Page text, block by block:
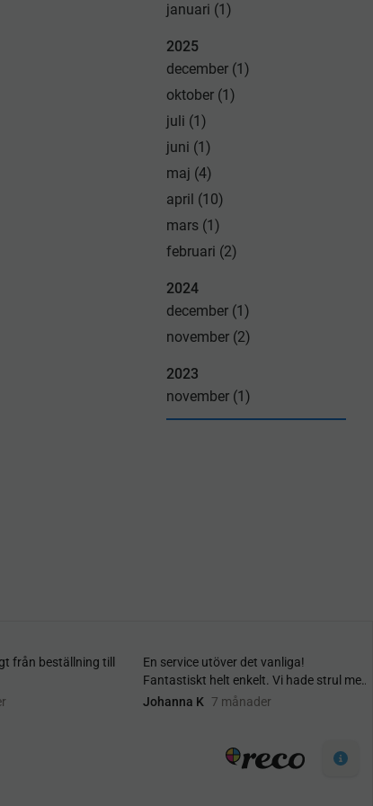
januari (1)
2025
december (1)
oktober (1)
juli (1)
juni (1)
maj (4)
april (10)
mars (1)
februari (2)
2024
december (1)
november (2)
2023
november (1)